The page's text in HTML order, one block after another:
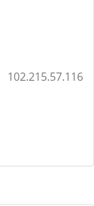
102.215.57.116